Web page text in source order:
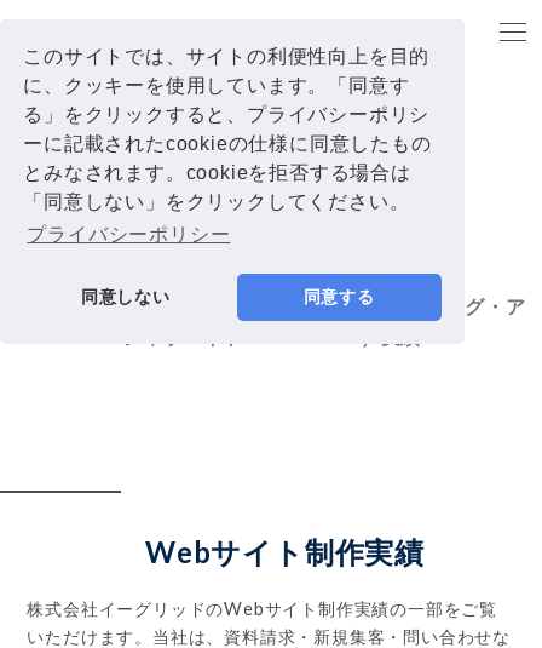
このサイトでは、サイトの利便性向上を目的
に、クッキーを使用しています。「同意す
る」をクリックすると、プライバシーポリシ
ーに記載されたcookieの仕様に同意したもの
とみなされます。cookieを拒否する場合は
「同意しない」をクリックしてください。
プライバシーポリシー
同意しない 同意する
Facebook）実績
WORKS
サイト制作・マーケティング（SEO・リスティング・ア
Webサイト制作実績
株式会社イーグリッドのWebサイト制作実績の一部をご覧
いただけます。当社は、資料請求・新規集客・問い合わせな